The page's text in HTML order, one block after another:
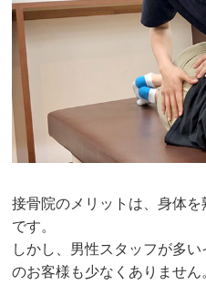
接骨院のメリットは、身体
です。
しかし、男性スタッフが多
のお客様も少なくありません